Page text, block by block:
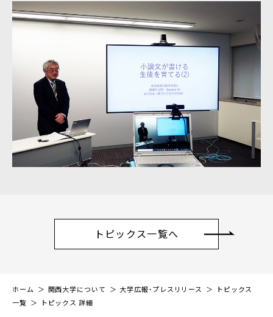
トピックス一覧へ
ホーム 関西大学について 大学広報・プレスリリース
トピックス
一覧
トピックス 詳細